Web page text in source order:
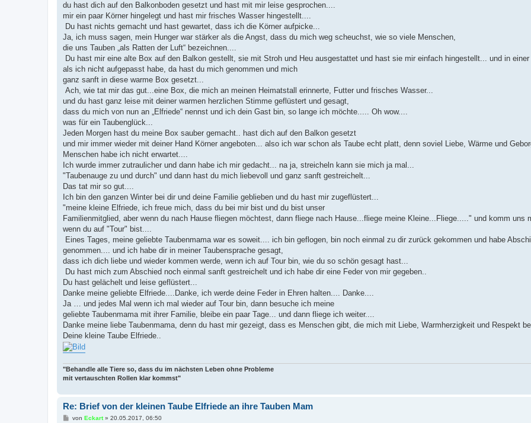
du hast dich auf den Balkonboden gesetzt und hast mit mir leise gesprochen....
mir ein paar Körner hingelegt und hast mir frisches Wasser hingestellt....
Du hast nichts gemacht und hast gewartet, dass ich die Körner aufpicke...
Ja, ich muss sagen, mein Hunger war stärker als die Angst, dass du mich weg scheuchst, wie so viele Menschen,
die uns Tauben „als Ratten der Luft“ bezeichnen....
Du hast mir eine alte Box auf den Balkon gestellt, sie mit Stroh und Heu ausgestattet und hast sie mir einfach hingestellt... und in einer
als ich nicht aufgepasst habe, da hast du mich genommen und mich
ganz sanft in diese warme Box gesetzt...
Ach, wie tat mir das gut...eine Box, die mich an meinen Heimatstall erinnerte, Futter und frisches Wasser...
und du hast ganz leise mit deiner warmen herzlichen Stimme geflüstert und gesagt,
dass du mich von nun an „Elfriede“ nennst und ich dein Gast bin, so lange ich möchte..... Oh wow....
was für ein Taubenglück...
Jeden Morgen hast du meine Box sauber gemacht.. hast dich auf den Balkon gesetzt
und mir immer wieder mit deiner Hand Körner angeboten... also ich war schon als Taube echt platt, denn soviel Liebe, Wärme und
Menschen habe ich nicht erwartet....
Ich wurde immer zutraulicher und dann habe ich mir gedacht... na ja, streicheln kann sie mich ja mal...
"Taubenauge zu und durch" und dann hast du mich liebevoll und ganz sanft gestreichelt...
Das tat mir so gut....
Ich bin den ganzen Winter bei dir und deine Familie geblieben und du hast mir zugeflüstert...
"meine kleine Elfriede, ich freue mich, dass du bei mir bist und du bist unser
Familienmitglied, aber wenn du nach Hause fliegen möchtest, dann fliege nach Hause...fliege meine Kleine...Fliege....." und komm uns
wenn du auf "Tour" bist....
Eines Tages, meine geliebte Taubenmama war es soweit.... ich bin geflogen, bin noch einmal zu dir zurück gekommen und habe
genommen.... und ich habe dir in meiner Taubensprache gesagt,
dass ich dich liebe und wieder kommen werde, wenn ich auf Tour bin, wie du so schön gesagt hast...
Du hast mich zum Abschied noch einmal sanft gestreichelt und ich habe dir eine Feder von mir gegeben..
Du hast gelächelt und leise geflüstert...
Danke meine geliebte Elfriede....Danke, ich werde deine Feder in Ehren halten.... Danke....
Ja … und jedes Mal wenn ich mal wieder auf Tour bin, dann besuche ich meine
geliebte Taubenmama mit ihrer Familie, bleibe ein paar Tage... und dann fliege ich weiter....
Danke meine liebe Taubenmama, denn du hast mir gezeigt, dass es Menschen gibt, die mich mit Liebe, Warmherzigkeit und Respekt
Deine kleine Taube Elfriede..
"Behandle alle Tiere so, dass du im nächsten Leben ohne Probleme
mit vertauschten Rollen klar kommst"
Re: Brief von der kleinen Taube Elfriede an ihre Tauben Mam
Bvon Eckart» 20.05.2017, 06:50